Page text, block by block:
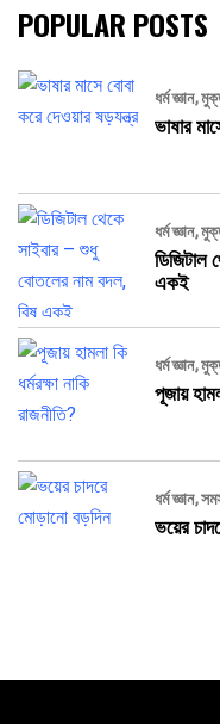
POPULAR POSTS
ধর্ম জ্ঞান
ভাষার
ধর্ম জ্ঞান
ডিজিটাল
একই
ধর্ম জ্ঞান
পূজায়
ধর্ম জ্ঞান
ভয়ের